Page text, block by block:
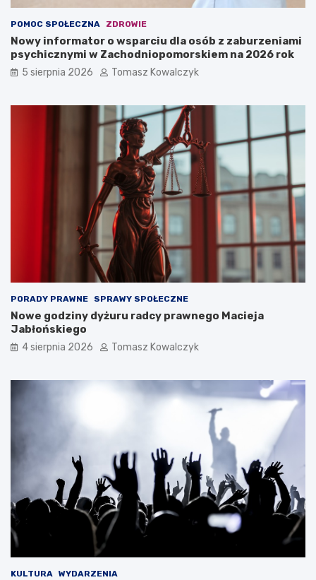
POMOC SPOŁECZNA ZDROWIE
Nowy informator o wsparciu dla osób z zaburzeniami
psychicznymi w Zachodniopomorskiem na 2026 rok
5 sierpnia 2026 Tomasz Kowalczyk
PORADY PRAWNE SPRAWY SPOŁECZNE
Nowe godziny dyżuru radcy prawnego Macieja
Jabłońskiego
4 sierpnia 2026 Tomasz Kowalczyk
KULTURA WYDARZENIA